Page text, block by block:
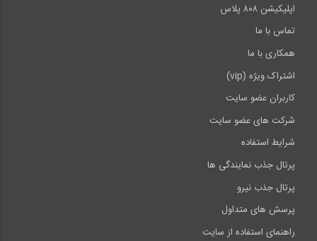
اپلیکیشن ۸۰۸ پلاس
تماس با ما
همکاری با ما
اشتراک ویژه (vip)
کاربران عضو سایت
شرکت های عضو سایت
شرایط استفاده
پرتال جذب نمایندگی ها
پرتال جذب نیرو
پرسش های متداول
راهنمای استفاده از سایت